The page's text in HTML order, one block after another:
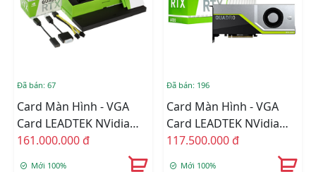
Đã bán: 67
Card Màn Hình - VGA
Card LEADTEK NVidia
Quadro RTX8000 48GB
161.000.000 đ
Mới 100%
Đã bán: 196
Card Màn Hình - VGA
Card LEADTEK NVidia
Quadro RTX6000 24GB
117.500.000 đ
Mới 100%